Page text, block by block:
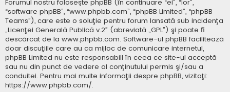
Forumul nostru foloseşte phpBB (în continuare “ei”, “lor”,
“software phpBB”, “www.phpbb.com”, “phpBB Limited”, “phpBB
Teams”), care este o soluţie pentru forum lansată sub incidenţa
„Licenţei Generală Publică v.2” (abreviată „GPL”) şi poate fi
descărcat de la www.phpbb.com. Software-ul phpBB facilitează
doar discuţiile care au ca mijloc de comunicare internetul,
phpBB Limited nu este responsabill în ceea ce site-ul acceptă
sau nu din punct de vedere al conţinutului permis şi/sau a
conduitei. Pentru mai multe informaţii despre phpBB, vizitaţi:
https://www.phpbb.com/.